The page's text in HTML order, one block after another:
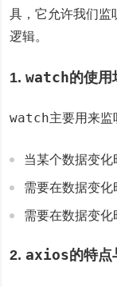
具，它允许我们监
逻辑。
1.watch的使用
watch主要用来监
当某个数据变化
需要在数据变
需要在数据变
2.axios的特点